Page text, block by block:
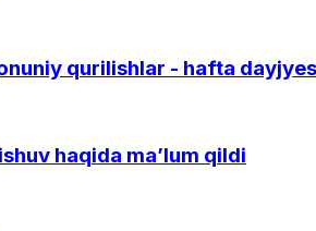
qurilishlar - hafta
haqida ma’lum qildi